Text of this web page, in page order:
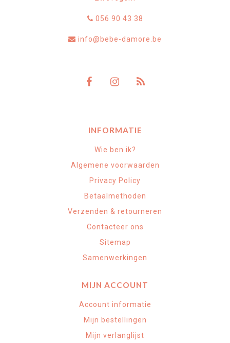
056 90 43 38
info@bebe-damore.be
INFORMATIE
Wie ben ik?
Algemene voorwaarden
Privacy Policy
Betaalmethoden
Verzenden & retourneren
Contacteer ons
Sitemap
Samenwerkingen
MIJN ACCOUNT
Account informatie
Mijn bestellingen
Mijn verlanglijst